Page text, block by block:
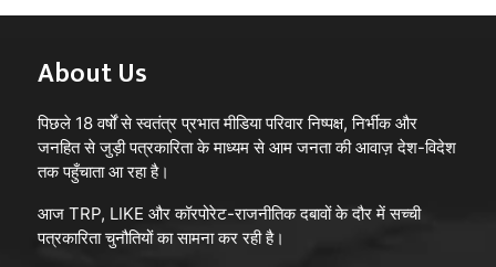
About Us
पिछले 18 वर्षों से स्वतंत्र प्रभात मीडिया परिवार निष्पक्ष, निर्भीक और
जनहित से जुड़ी पत्रकारिता के माध्यम से आम जनता की आवाज़ देश-विदेश
तक पहुँचाता आ रहा है।
आज TRP, LIKE और कॉरपोरेट-राजनीतिक दबावों के दौर में सच्ची
पत्रकारिता चुनौतियों का सामना कर रही है।